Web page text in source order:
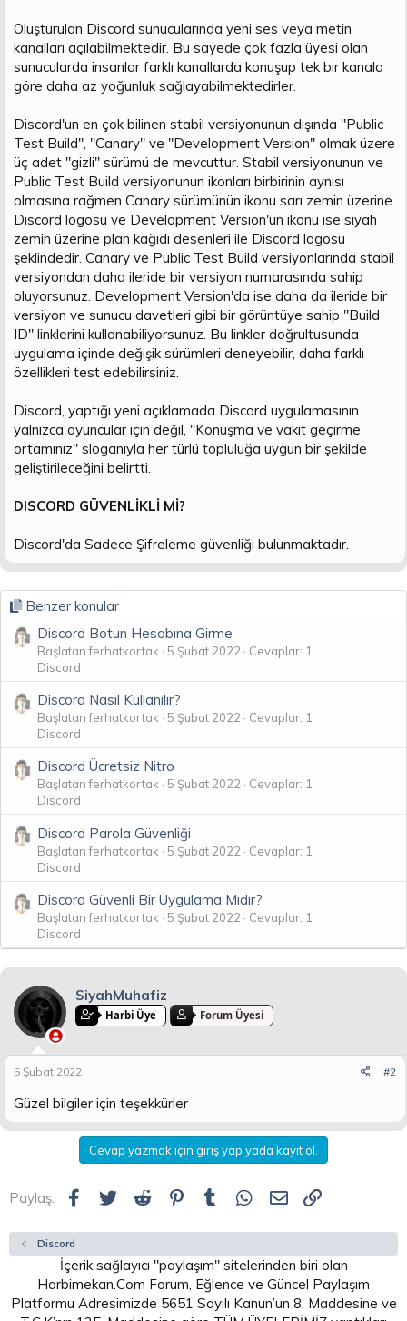
Oluşturulan Discord sunucularında yeni ses veya metin
kanalları açılabilmektedir. Bu sayede çok fazla üyesi olan
sunucularda insanlar farklı kanallarda konuşup tek bir kanala
göre daha az yoğunluk sağlayabilmektedirler.
Discord'un en çok bilinen stabil versiyonunun dışında "Public
Test Build", "Canary" ve "Development Version" olmak üzere
üç adet "gizli" sürümü de mevcuttur. Stabil versiyonunun ve
Public Test Build versiyonunun ikonları birbirinin aynısı
olmasına rağmen Canary sürümünün ikonu sarı zemin üzerine
Discord logosu ve Development Version'un ikonu ise siyah
zemin üzerine plan kağıdı desenleri ile Discord logosu
şeklindedir. Canary ve Public Test Build versiyonlarında stabil
versiyondan daha ileride bir versiyon numarasında sahip
oluyorsunuz. Development Version'da ise daha da ileride bir
versiyon ve sunucu davetleri gibi bir görüntüye sahip "Build
ID" linklerini kullanabiliyorsunuz. Bu linkler doğrultusunda
uygulama içinde değişik sürümleri deneyebilir, daha farklı
özellikleri test edebilirsiniz.
Discord, yaptığı yeni açıklamada Discord uygulamasının
yalnızca oyuncular için değil, "Konuşma ve vakit geçirme
ortamınız" sloganıyla her türlü topluluğa uygun bir şekilde
geliştirileceğini belirtti.
DISCORD GÜVENLİKLİ Mİ?
Discord'da Sadece Şifreleme güvenliği bulunmaktadır.
Benzer konular
Discord Botun Hesabına Girme
Başlatan ferhatkortak 5 Şubat 2022
Cevaplar: 1
Discord
Discord Nasıl Kullanılır?
Başlatan ferhatkortak 5 Şubat 2022
Cevaplar: 1
Discord
Discord Ücretsiz Nitro
Başlatan ferhatkortak 5 Şubat 2022
Cevaplar: 1
Discord
Discord Parola Güvenliği
Başlatan ferhatkortak 5 Şubat 2022
Cevaplar: 1
Discord
Discord Güvenli Bir Uygulama Mıdır?
Başlatan ferhatkortak 5 Şubat 2022
Cevaplar: 1
Discord
SiyahMuhafiz
Harbi Üye Forum Üyesi
5 Şubat 2022 #2
Güzel bilgiler için teşekkürler
Cevap yazmak için giriş yap yada kayıt ol.
Paylaş: Facebook
Twitter Reddit Pinterest
Tumblr WhatsApp
E-posta
Discord
İçerik sağlayıcı "paylaşım" sitelerinden biri olan
Harbimekan.Com Forum, Eğlence ve Güncel Paylaşım
Platformu Adresimizde 5651 Sayılı Kanun’un 8. Maddesine ve